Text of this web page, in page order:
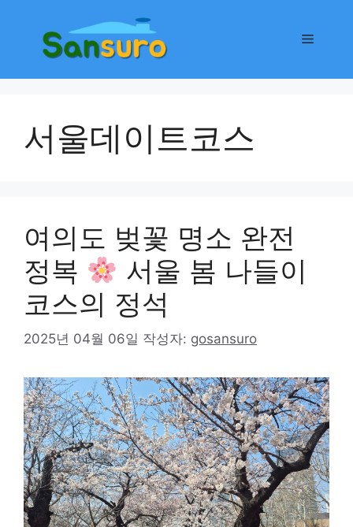
메
서울데이트코스
여의도 벚꽃 명소 완전
정복
서울 봄 나들이
코스의 정석
2025년 04월 06일 작성자: gosansuro